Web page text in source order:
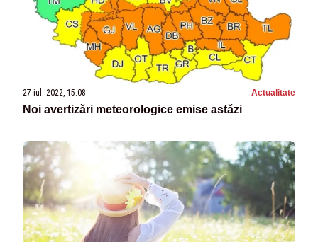
27 iul. 2022, 15:08 Actualitate
Noi avertizări meteorologice emise astăzi